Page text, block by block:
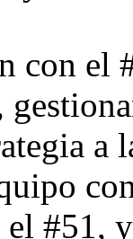
con el
a
#51,